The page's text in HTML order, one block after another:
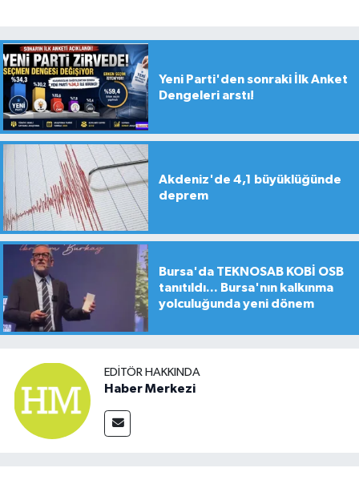
Yeni Parti'den sonraki İlk Anket
Dengeleri arstı!
Akdeniz'de 4,1 büyüklüğünde
deprem
Bursa'da TEKNOSAB KOBİ OSB
tanıtıldı... Bursa'nın kalkınma
yolculuğunda yeni dönem
EDITÖR HAKKINDA
Haber Merkezi